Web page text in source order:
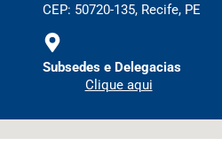
CEP: 50720-135, Recife, PE
Subsedes e Delegacias
Clique aqui